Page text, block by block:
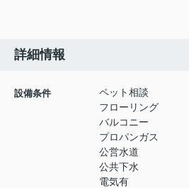
詳細情報
設備条件
ペット相談
フローリング
バルコニー
プロパンガス
公営水道
公共下水
電気有